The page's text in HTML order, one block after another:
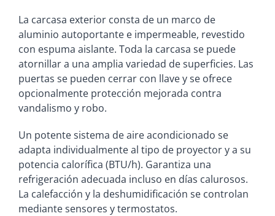
La carcasa exterior consta de un marco de
aluminio autoportante e impermeable, revestido
con espuma aislante. Toda la carcasa se puede
atornillar a una amplia variedad de superficies. Las
puertas se pueden cerrar con llave y se ofrece
opcionalmente protección mejorada contra
vandalismo y robo.
Un potente sistema de aire acondicionado se
adapta individualmente al tipo de proyector y a su
potencia calorífica (BTU/h). Garantiza una
refrigeración adecuada incluso en días calurosos.
La calefacción y la deshumidificación se controlan
mediante sensores y termostatos.